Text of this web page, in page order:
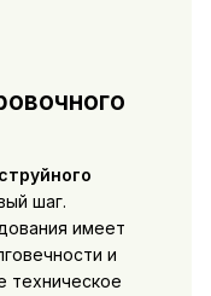
шаг.
имеет
и
техническое